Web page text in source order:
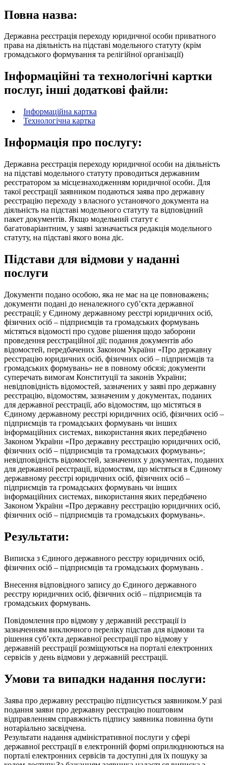
Повна назва:
Державна реєстрація переходу юридичної особи приватного
права на діяльність на підставі модельного статуту (крім
громадського формування та релігійної організації)
Інформаційні та технологічні картки
послуг, інші додаткові файли:
Інформаційна картка
Технологічна картка
Інформація про послугу:
Державна реєстрація переходу юридичної особи на діяльність
на підставі модельного статуту проводиться державним
реєстратором за місцезнаходженням юридичної особи. Для
такої реєстрації заявником подаються заява про державну
реєстрацію переходу з власного установчого документа на
діяльність на підставі модельного статуту та відповідний
пакет документів. Якщо модельний статут є
багатоваріантним, у заяві зазначається редакція модельного
статуту, на підставі якого вона діє.
Підстави для відмови у наданні
послуги
Документи подано особою, яка не має на це повноважень;
документи подані до неналежного суб’єкта державної
реєстрації; у Єдиному державному реєстрі юридичних осіб,
фізичних осіб – підприємців та громадських формувань
містяться відомості про судове рішення щодо заборони
проведення реєстраційної дії; подання документів або
відомостей, передбачених Законом України «Про державну
реєстрацію юридичних осіб, фізичних осіб – підприємців та
громадських формувань» не в повному обсязі; документи
суперечать вимогам Конституції та законів України;
невідповідність відомостей, зазначених у заяві про державну
реєстрацію, відомостям, зазначеним у документах, поданих
для державної реєстрації, або відомостям, що містяться в
Єдиному державному реєстрі юридичних осіб, фізичних осіб –
підприємців та громадських формувань чи інших
інформаційних системах, використання яких передбачено
Законом України «Про державну реєстрацію юридичних осіб,
фізичних осіб – підприємців та громадських формувань»;
невідповідність відомостей, зазначених у документах, поданих
для державної реєстрації, відомостям, що містяться в Єдиному
державному реєстрі юридичних осіб, фізичних осіб –
підприємців та громадських формувань чи інших
інформаційних системах, використання яких передбачено
Законом України «Про державну реєстрацію юридичних осіб,
фізичних осіб – підприємців та громадських формувань».
Результати:
Виписка з Єдиного державного реєстру юридичних осіб,
фізичних осіб – підприємців та громадських формувань .
Внесення відповідного запису до Єдиного державного
реєстру юридичних осіб, фізичних осіб – підприємців та
громадських формувань.
Повідомлення про відмову у державній реєстрації із
зазначенням виключного переліку підстав для відмови та
рішення суб’єкта державної реєстрації про відмову у
державній реєстрації розміщуються на порталі електронних
сервісів у день відмови у державній реєстрації.
Умови та випадки надання послуги:
Заява про державну реєстрацію підписується заявником.У разі
подання заяви про державну реєстрацію поштовим
відправленням справжність підпису заявника повинна бути
нотаріально засвідчена.
Результати надання адміністративної послуги у сфері
державної реєстрації в електронній формі оприлюднюються на
порталі електронних сервісів та доступні для їх пошуку за